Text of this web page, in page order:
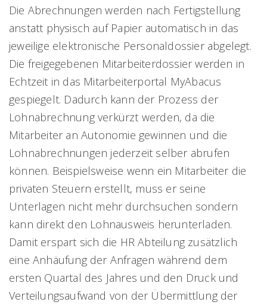
Die Abrechnungen werden nach Fertigstellung
anstatt physisch auf Papier automatisch in das
jeweilige elektronische Personaldossier abgelegt.
Die freigegebenen Mitarbeiterdossier werden in
Echtzeit in das Mitarbeiterportal MyAbacus
gespiegelt. Dadurch kann der Prozess der
Lohnabrechnung verkürzt werden, da die
Mitarbeiter an Autonomie gewinnen und die
Lohnabrechnungen jederzeit selber abrufen
können. Beispielsweise wenn ein Mitarbeiter die
privaten Steuern erstellt, muss er seine
Unterlagen nicht mehr durchsuchen sondern
kann direkt den Lohnausweis herunterladen.
Damit erspart sich die HR Abteilung zusätzlich
eine Anhäufung der Anfragen während dem
ersten Quartal des Jahres und den Druck und
Verteilungsaufwand von der Übermittlung der